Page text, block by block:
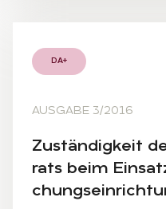
DA+
AUSGABE 3/2016
Zu­stän­dig­keit
rats beim